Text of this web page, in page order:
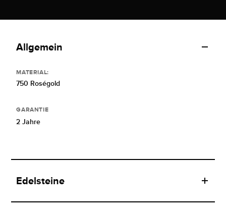
Allgemein
MATERIAL:
750 Roségold
GARANTIE
2 Jahre
Edelsteine